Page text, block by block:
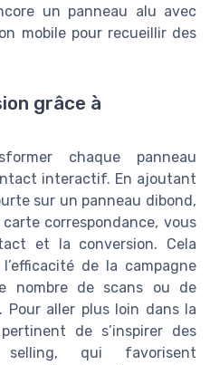
un panneau alu avec
mobile pour recueillir des
grâce à
chaque panneau
interactif. En ajoutant
sur un panneau dibond,
correspondance, vous
et la conversion. Cela
de la campagne
nombre de scans ou de
Pour aller plus loin dans la
de s’inspirer des
qui favorisent